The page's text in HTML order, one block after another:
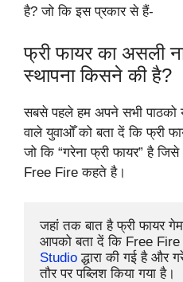
है? जो कि इस प्रकार से हैं-
फ्री फायर का असली
स्थापना किसने की है?
सबसे पहले हम अपने सभी
वाले युवाओँ को बता दें कि फ्री
जो कि “गरेना फ्री फायर” है
Free Fire कहते है।
जहां तक बात है फ्री फायर
आपको बता दें कि Free Fire
Studio द्धारा की गई है और
तौर पर पब्लिश किया गया है।